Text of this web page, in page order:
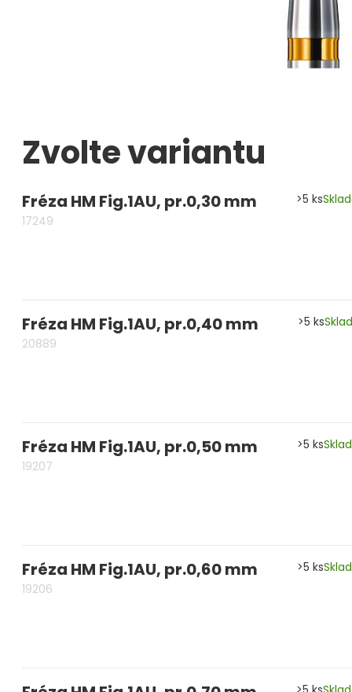
Měřidla, testry, váhy
Základní vybavení dílny
3D technologie
Smalty, UV barvy, patiny
Zvolte variantu
Fréza HM Fig.1AU, pr.0,30 mm
17249
>5 ks
Fréza HM Fig.1AU, pr.0,40 mm
20889
>5 ks
Fréza HM Fig.1AU, pr.0,50 mm
19207
>5 ks
Fréza HM Fig.1AU, pr.0,60 mm
19206
>5 ks